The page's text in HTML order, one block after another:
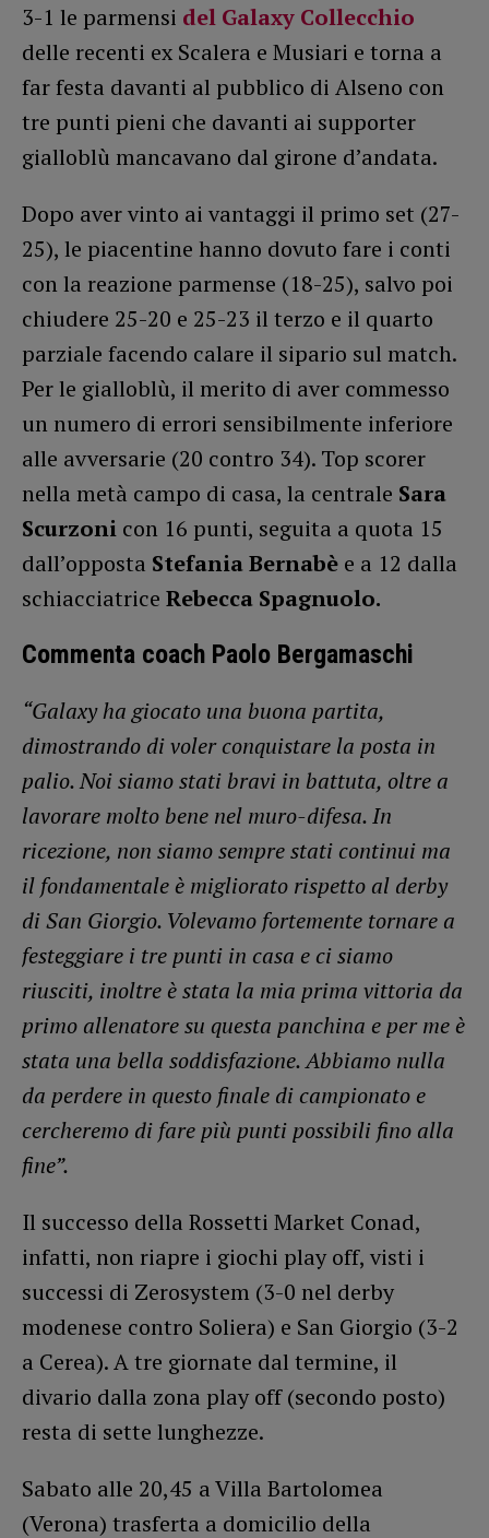
3-1 le parmensi del Galaxy Collecchio
delle recenti ex Scalera e Musiari e torna a
far festa davanti al pubblico di Alseno con
tre punti pieni che davanti ai supporter
gialloblù mancavano dal girone d’andata.
Dopo aver vinto ai vantaggi il primo set (27-
25), le piacentine hanno dovuto fare i conti
con la reazione parmense (18-25), salvo poi
chiudere 25-20 e 25-23 il terzo e il quarto
parziale facendo calare il sipario sul match.
Per le gialloblù, il merito di aver commesso
un numero di errori sensibilmente inferiore
alle avversarie (20 contro 34). Top scorer
nella metà campo di casa, la centrale Sara
Scurzoni con 16 punti, seguita a quota 15
dall’opposta Stefania Bernabè e a 12 dalla
schiacciatrice Rebecca Spagnuolo.
Commenta coach Paolo Bergamaschi
“Galaxyha giocato una buona partita,
dimostrando di voler conquistare la posta in
palio. Noi siamo stati bravi in battuta, oltre a
lavorare molto bene nel muro-difesa. In
ricezione, non siamo sempre stati continui ma
il fondamentale è migliorato rispetto al derby
di San Giorgio. Volevamo fortemente tornare a
festeggiare i tre punti in casa e ci siamo
riusciti, inoltre è stata la mia prima vittoria da
primo allenatore su questa panchina e per me è
stata una bella soddisfazione. Abbiamo nulla
da perdere in questo finale di campionato e
cercheremo di fare più punti possibili fino alla
fine”.
Il successo della Rossetti Market Conad,
infatti, non riapre i giochi play off, visti i
successi di Zerosystem (3-0 nel derby
modenese contro Soliera) e San Giorgio (3-2
a Cerea). A tre giornate dal termine, il
divario dalla zona play off (secondo posto)
resta di sette lunghezze.
Sabato alle 20,45 a Villa Bartolomea
(Verona) trasferta a domicilio della